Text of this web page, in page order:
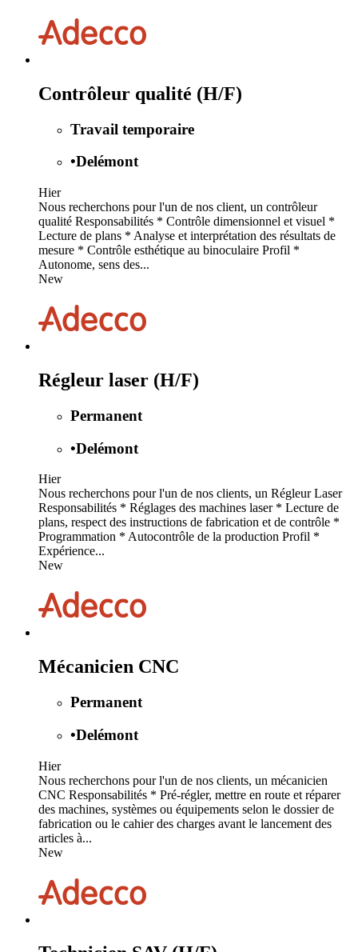
Contrôleur qualité (H/F)
Travail temporaire
•Delémont
Hier
Nous recherchons pour l'un de nos client, un contrôleur
qualité Responsabilités * Contrôle dimensionnel et visuel *
Lecture de plans * Analyse et interprétation des résultats de
mesure * Contrôle esthétique au binoculaire Profil *
Autonome, sens des...
New
Régleur laser (H/F)
Permanent
•Delémont
Hier
Nous recherchons pour l'un de nos clients, un Régleur Laser
Responsabilités * Réglages des machines laser * Lecture de
plans, respect des instructions de fabrication et de contrôle *
Programmation * Autocontrôle de la production Profil *
Expérience...
New
Mécanicien CNC
Permanent
•Delémont
Hier
Nous recherchons pour l'un de nos clients, un mécanicien
CNC Responsabilités * Pré-régler, mettre en route et réparer
des machines, systèmes ou équipements selon le dossier de
fabrication ou le cahier des charges avant le lancement des
articles à...
New